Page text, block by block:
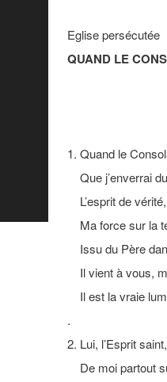
Eglise persécutée
QUAND LE
Wenn
Mélodie
1. Quand le
Que j’enverrai
L’esprit de
Ma force sur la
Issu du Père
Il vient à vous,
Il est la vraie
.
2. Lui, l’Esprit
De moi partout